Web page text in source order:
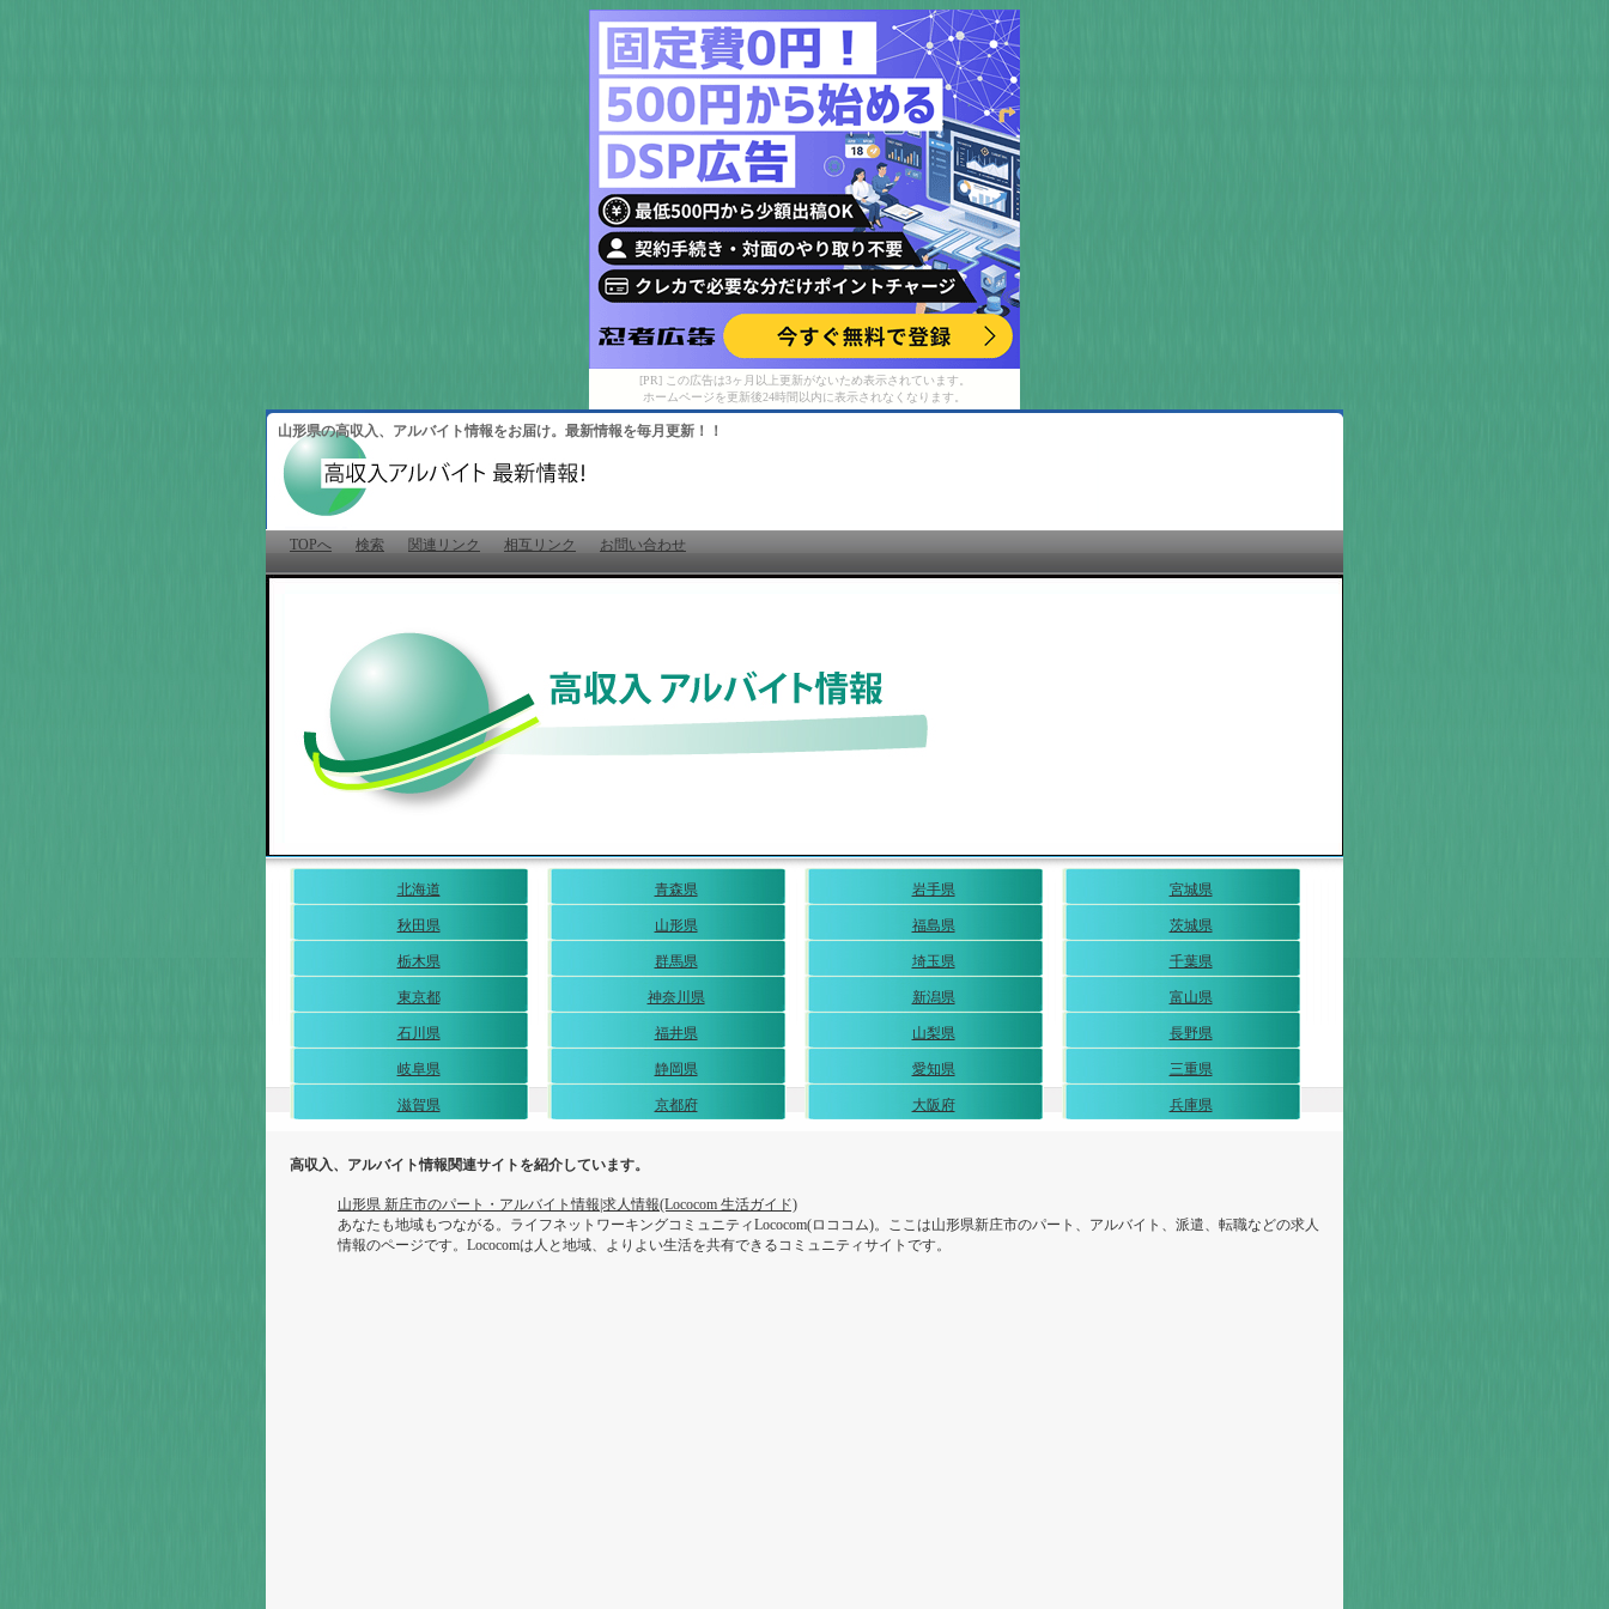
[PR] この広告は3ヶ月以上更新がないため表示されています。
ホームページを更新後24時間以内に表示されなくなります。
山形県の高収入、アルバイト情報をお届け。最新情報を毎月更新！！
TOPへ 検索 関連リンク 相互リンク お問い合わせ
北海道 青森県 岩手県 宮城県
秋田県 山形県 福島県 茨城県
栃木県 群馬県 埼玉県 千葉県
東京都 神奈川県 新潟県 富山県
石川県 福井県 山梨県 長野県
岐阜県 静岡県 愛知県 三重県
滋賀県 京都府 大阪府 兵庫県
高収入、アルバイト情報関連サイトを紹介しています。
山形県 新庄市のパート・アルバイト情報|求人情報(Lococom 生活ガイド)
あなたも地域もつながる。ライフネットワーキングコミュニティLococom(ロココム)。ここは山形県新庄市のパート、アルバイト、派遣、転職などの求人
情報のページです。Lococomは人と地域、よりよい生活を共有できるコミュニティサイトです。